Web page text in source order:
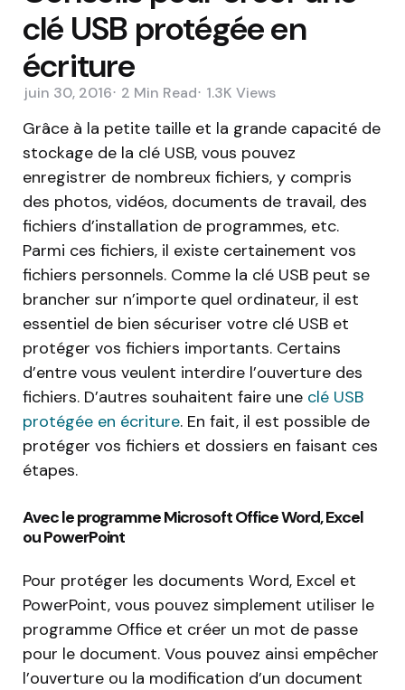
clé USB protégée en
écriture
juin 30, 2016 2 Min Read 1.3K Views
Grâce à la petite taille et la grande capacité de
stockage de la clé USB, vous pouvez
enregistrer de nombreux fichiers, y compris
des photos, vidéos, documents de travail, des
fichiers d’installation de programmes, etc.
Parmi ces fichiers, il existe certainement vos
fichiers personnels. Comme la clé USB peut se
brancher sur n’importe quel ordinateur, il est
essentiel de bien sécuriser votre clé USB et
protéger vos fichiers importants. Certains
d’entre vous veulent interdire l’ouverture des
fichiers. D’autres souhaitent faire une clé USB
protégée en écriture. En fait, il est possible de
protéger vos fichiers et dossiers en faisant ces
étapes.
Avec le programme Microsoft Office Word, Excel
ou PowerPoint
Pour protéger les documents Word, Excel et
PowerPoint, vous pouvez simplement utiliser le
programme Office et créer un mot de passe
pour le document. Vous pouvez ainsi empêcher
l’ouverture ou la modification d’un document